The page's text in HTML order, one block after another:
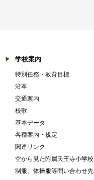
学校案内
特別任務・教育目標
沿革
交通案内
校歌
基本データ
各種案内・規定
関連リンク
空から見た附属天王寺小学校
制服、体操服等問い合わせ先